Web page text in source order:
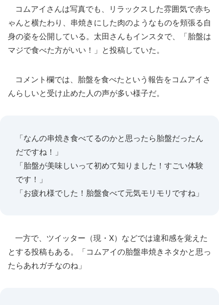
コムアイさんは写真でも、リラックスした雰囲気で赤ち
ゃんと横たわり、串焼きにした肉のようなものを頬張る自
身の姿を公開している。太田さんもインスタで、「胎盤は
マジで食べた方がいい！」と投稿していた。
コメント欄では、胎盤を食べたという報告をコムアイさ
んらしいと受け止めた人の声が多い様子だ。
「なんの串焼き食べてるのかと思ったら胎盤だったん
だですね！」
「胎盤が美味しいって初めて知りました！すごい体験
です！」
「お疲れ様でした！胎盤食べて元気モリモリですね」
一方で、ツイッター（現・X）などでは違和感を覚えた
とする投稿もある。「コムアイの胎盤串焼きネタかと思っ
たらあれガチなのね」